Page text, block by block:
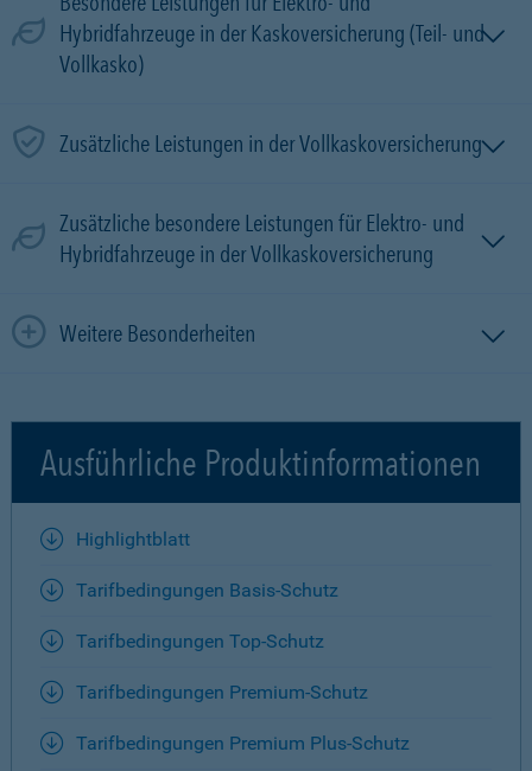
Hybridfahrzeuge in der Kaskoversicherung (Teil- und
Vollkasko)
Zusätzliche Leistungen in der Vollkaskoversicherung
Zusätzliche besondere Leistungen für Elektro- und
Hybridfahrzeuge in der Vollkaskoversicherung
Weitere Besonderheiten
Ausführliche Produktinformationen
Highlightblatt
Tarifbedingungen Basis-Schutz
Tarifbedingungen Top-Schutz
Tarifbedingungen Premium-Schutz
Tarifbedingungen Premium Plus-Schutz